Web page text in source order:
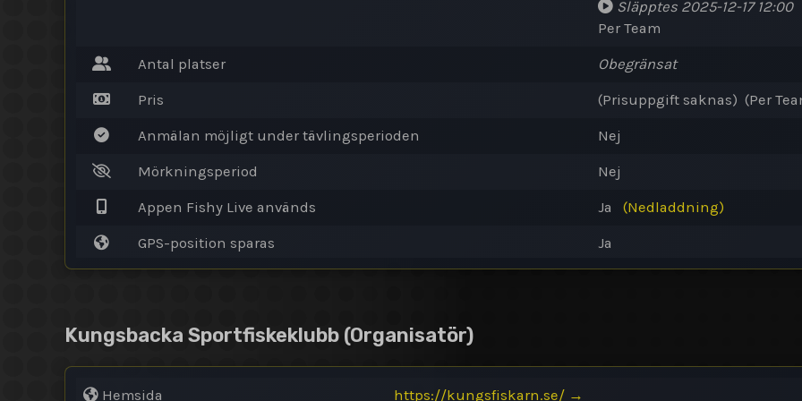
Släpptes 2025-12-17 12:00
Per Team
Antal platser Obegränsat
Pris (Prisuppgift saknas) (Per
Anmälan möjligt under tävlingsperioden Nej
Mörkningsperiod Nej
Appen Fishy Live används Ja (Nedladdning)
GPS-position sparas Ja
Kungsbacka Sportfiskeklubb (Organisatör)
Hemsida https://kungsfiskarn.se/ →